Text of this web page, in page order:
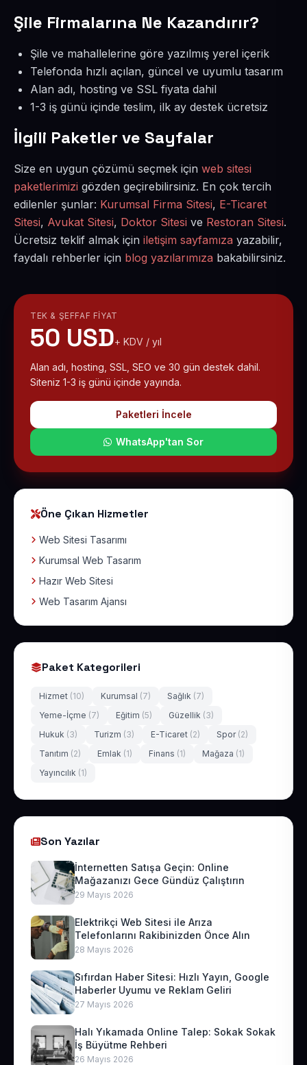
Şile Firmalarına Ne Kazandırır?
Şile ve mahallelerine göre yazılmış yerel içerik
Telefonda hızlı açılan, güncel ve uyumlu tasarım
Alan adı, hosting ve SSL fiyata dahil
1-3 iş günü içinde teslim, ilk ay destek ücretsiz
İlgili Paketler ve Sayfalar
Size en uygun çözümü seçmek için web sitesi
paketlerimizi gözden geçirebilirsiniz. En çok tercih
edilenler şunlar: Kurumsal Firma Sitesi, E-Ticaret
Sitesi, Avukat Sitesi, Doktor Sitesi ve Restoran Sitesi.
Ücretsiz teklif almak için iletişim sayfamıza yazabilir,
faydalı rehberler için blog yazılarımıza bakabilirsiniz.
TEK & ŞEFFAF FIYAT
50 USD+ KDV / yıl
Alan adı, hosting, SSL, SEO ve 30 gün destek dahil.
Siteniz 1-3 iş günü içinde yayında.
Paketleri İncele
WhatsApp'tan Sor
Öne Çıkan Hizmetler
Web Sitesi Tasarımı
Kurumsal Web Tasarım
Hazır Web Sitesi
Web Tasarım Ajansı
Paket Kategorileri
Hizmet (10) Kurumsal (7) Sağlık (7)
Yeme-İçme (7) Eğitim (5) Güzellik (3)
Hukuk (3) Turizm (3) E-Ticaret (2) Spor (2)
Tanıtım (2) Emlak (1) Finans (1) Mağaza (1)
Yayıncılık (1)
Son Yazılar
İnternetten Satışa Geçin: Online
Mağazanızı Gece Gündüz Çalıştırın
29 Mayıs 2026
Elektrikçi Web Sitesi ile Arıza
Telefonlarını Rakibinizden Önce Alın
28 Mayıs 2026
Sıfırdan Haber Sitesi: Hızlı Yayın, Google
Haberler Uyumu ve Reklam Geliri
27 Mayıs 2026
Halı Yıkamada Online Talep: Sokak Sokak
İş Büyütme Rehberi
26 Mayıs 2026